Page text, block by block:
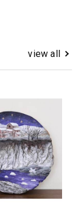
view all